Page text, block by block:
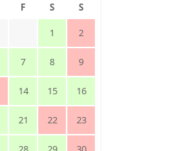
F S
S
1
2
7 8 9
14 15 16
21 22 23